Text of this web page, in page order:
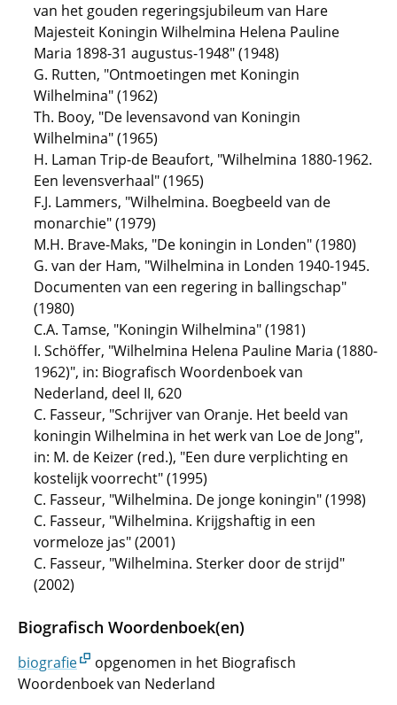
van het gouden regeringsjubileum van Hare
Majesteit Koningin Wilhelmina Helena Pauline
Maria 1898-31 augustus-1948" (1948)
G. Rutten, "Ontmoetingen met Koningin
Wilhelmina" (1962)
Th. Booy, "De levensavond van Koningin
Wilhelmina" (1965)
H. Laman Trip-de Beaufort, "Wilhelmina 1880-1962.
Een levensverhaal" (1965)
F.J. Lammers, "Wilhelmina. Boegbeeld van de
monarchie" (1979)
M.H. Brave-Maks, "De koningin in Londen" (1980)
G. van der Ham, "Wilhelmina in Londen 1940-1945.
Documenten van een regering in ballingschap"
(1980)
C.A. Tamse, "Koningin Wilhelmina" (1981)
I. Schöffer, "Wilhelmina Helena Pauline Maria (1880-
1962)", in: Biografisch Woordenboek van
Nederland, deel II, 620
C. Fasseur, "Schrijver van Oranje. Het beeld van
koningin Wilhelmina in het werk van Loe de Jong",
in: M. de Keizer (red.), "Een dure verplichting en
kostelijk voorrecht" (1995)
C. Fasseur, "Wilhelmina. De jonge koningin" (1998)
C. Fasseur, "Wilhelmina. Krijgshaftig in een
vormeloze jas" (2001)
C. Fasseur, "Wilhelmina. Sterker door de strijd"
(2002)
Biografisch Woordenboek(en)
biografie
opgenomen in het Biografisch
Woordenboek van Nederland